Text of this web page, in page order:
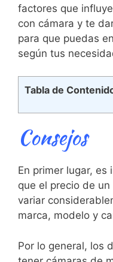
factores que
con cámara y​ te
para que puedas
según ​tus
Tabla de
Consejos
En primer lugar,
que el‌ precio⁣ de
variar
marca, modelo y
Por lo general, los